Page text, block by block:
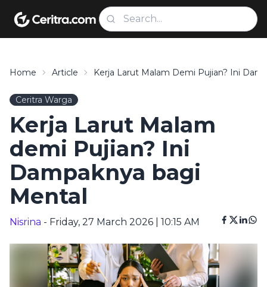
Home Article Kerja Larut Malam Demi Pujian? Ini
Ceritra Warga
Kerja Larut Malam
demi Pujian? Ini
Dampaknya bagi
Mental
Nisrina - Friday, 27 March 2026 | 10:15 AM